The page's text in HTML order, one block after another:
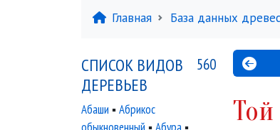
Главная База данных
Той
СПИСОК ВИДОВ
ДЕРЕВЬЕВ
560
Абаши ▪Абрикос